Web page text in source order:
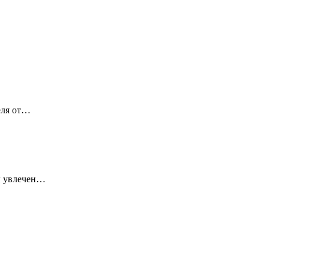
от…
увлечен…